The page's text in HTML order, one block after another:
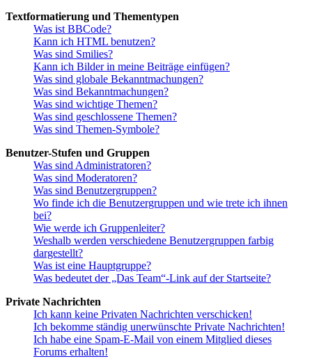
Textformatierung und Thementypen
Was ist BBCode?
Kann ich HTML benutzen?
Was sind Smilies?
Kann ich Bilder in meine Beiträge einfügen?
Was sind globale Bekanntmachungen?
Was sind Bekanntmachungen?
Was sind wichtige Themen?
Was sind geschlossene Themen?
Was sind Themen-Symbole?
Benutzer-Stufen und Gruppen
Was sind Administratoren?
Was sind Moderatoren?
Was sind Benutzergruppen?
Wo finde ich die Benutzergruppen und wie trete ich ihnen
bei?
Wie werde ich Gruppenleiter?
Weshalb werden verschiedene Benutzergruppen farbig
dargestellt?
Was ist eine Hauptgruppe?
Was bedeutet der „Das Team“-Link auf der Startseite?
Private Nachrichten
Ich kann keine Privaten Nachrichten verschicken!
Ich bekomme ständig unerwünschte Private Nachrichten!
Ich habe eine Spam-E-Mail von einem Mitglied dieses
Forums erhalten!